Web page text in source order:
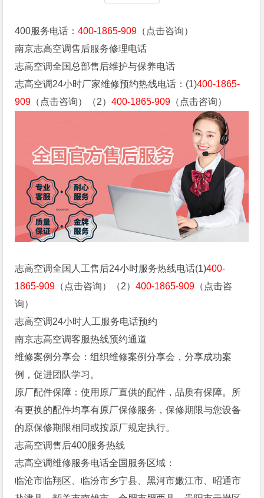
400服务电话：400-1865-909 （点击咨询）
南京志高空调售后服务修理电话
志高空调全国总部售后维护与保养电话
志高空调24小时厂家维修预约热线电话：(1)400-1865-
909 （点击咨询）（2）400-1865-909 （点击咨询）
志高空调全国人工售后24小时服务热线电话(1)400-
1865-909 （点击咨询）（2）400-1865-909 （点击咨
询）
志高空调24小时人工服务电话预约
南京志高空调客服热线预约通道
维修案例分享会：组织维修案例分享会，分享成功案
例，促进团队学习。
原厂配件保障：使用原厂直供的配件，品质有保障。所
有更换的配件均享有原厂保修服务，保修期限与您设备
的原保修期限相同或按原厂规定执行。
志高空调售后400服务热线
志高空调维修服务电话全国服务区域：
临沧市临翔区、临汾市乡宁县、黑河市嫩江市、昭通市